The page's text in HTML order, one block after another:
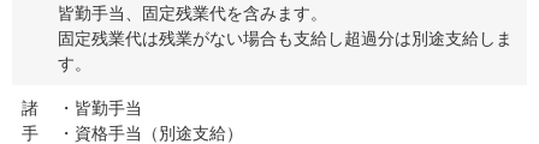
皆勤手当、固定残業代を含みます。
固定残業代は残業がない場合も支給し超過分は別途支給しま
す。
諸
手
・皆勤手当
・資格手当（別途支給）